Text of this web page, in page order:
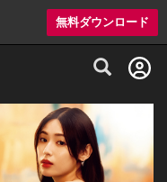
無料ダウンロード
レミアムレストラン予約